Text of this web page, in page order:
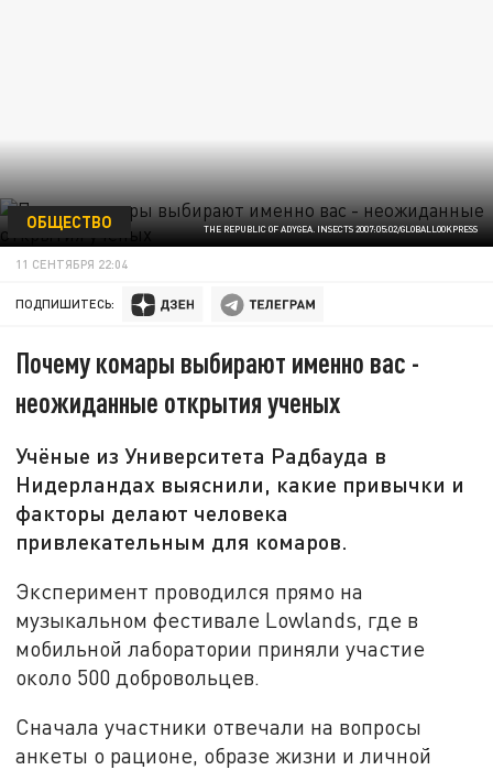
THE REPUBLIC OF ADYGEA. INSECTS 2007:05:02/GLOBALLOOKPRESS
ОБЩЕСТВО
11 СЕНТЯБРЯ 22:04
ПОДПИШИТЕСЬ:
Почему комары выбирают именно вас -
неожиданные открытия ученых
Учёные из Университета Радбауда в
Нидерландах выяснили, какие привычки и
факторы делают человека
привлекательным для комаров.
Эксперимент проводился прямо на
музыкальном фестивале Lowlands, где в
мобильной лаборатории приняли участие
около 500 добровольцев.
Сначала участники отвечали на вопросы
анкеты о рационе, образе жизни и личной